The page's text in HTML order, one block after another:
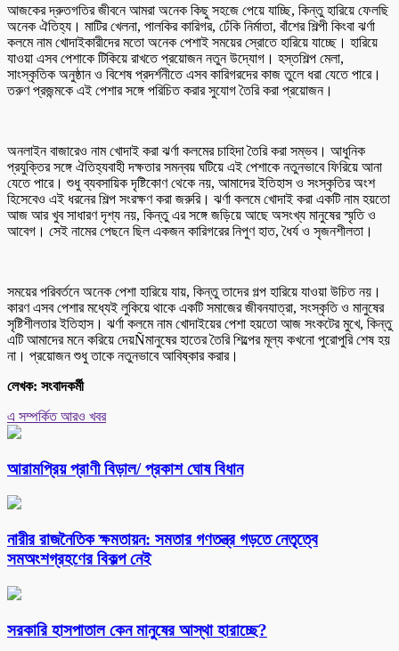
আজকের দ্রুতগতির জীবনে আমরা অনেক কিছু সহজে পেয়ে যাচ্ছি, কিন্তু হারিয়ে ফেলছি
অনেক ঐতিহ্য। মাটির খেলনা, পালকির কারিগর, ঢেঁকি নির্মাতা, বাঁশের শিল্পী কিংবা ঝর্ণা
কলমে নাম খোদাইকারীদের মতো অনেক পেশাই সময়ের স্রোতে হারিয়ে যাচ্ছে। হারিয়ে
যাওয়া এসব পেশাকে টিকিয়ে রাখতে প্রয়োজন নতুন উদ্যোগ। হস্তশিল্প মেলা,
সাংস্কৃতিক অনুষ্ঠান ও বিশেষ প্রদর্শনীতে এসব কারিগরদের কাজ তুলে ধরা যেতে পারে।
তরুণ প্রজন্মকে এই পেশার সঙ্গে পরিচিত করার সুযোগ তৈরি করা প্রয়োজন।
অনলাইন বাজারেও নাম খোদাই করা ঝর্ণা কলমের চাহিদা তৈরি করা সম্ভব। আধুনিক
প্রযুক্তির সঙ্গে ঐতিহ্যবাহী দক্ষতার সমন্বয় ঘটিয়ে এই পেশাকে নতুনভাবে ফিরিয়ে আনা
যেতে পারে। শুধু ব্যবসায়িক দৃষ্টিকোণ থেকে নয়, আমাদের ইতিহাস ও সংস্কৃতির অংশ
হিসেবেও এই ধরনের শিল্প সংরক্ষণ করা জরুরি। ঝর্ণা কলমে খোদাই করা একটি নাম হয়তো
আজ আর খুব সাধারণ দৃশ্য নয়, কিন্তু এর সঙ্গে জড়িয়ে আছে অসংখ্য মানুষের স্মৃতি ও
আবেগ। সেই নামের পেছনে ছিল একজন কারিগরের নিপুণ হাত, ধৈর্য ও সৃজনশীলতা।
সময়ের পরিবর্তনে অনেক পেশা হারিয়ে যায়, কিন্তু তাদের গল্প হারিয়ে যাওয়া উচিত নয়।
কারণ এসব পেশার মধ্যেই লুকিয়ে থাকে একটি সমাজের জীবনযাত্রা, সংস্কৃতি ও মানুষের
সৃষ্টিশীলতার ইতিহাস। ঝর্ণা কলমে নাম খোদাইয়ের পেশা হয়তো আজ সংকটের মুখে, কিন্তু
এটি আমাদের মনে করিয়ে দেয়Ñমানুষের হাতের তৈরি শিল্পের মূল্য কখনো পুরোপুরি শেষ হয়
না। প্রয়োজন শুধু তাকে নতুনভাবে আবিষ্কার করার।
লেখক: সংবাদকর্মী
এ সম্পর্কিত আরও খবর
আরামপ্রিয় প্রাণী বিড়াল/ প্রকাশ ঘোষ বিধান
নারীর রাজনৈতিক ক্ষমতায়ন: সমতার গণতন্ত্র গড়তে নেতৃত্বে
সমঅংশগ্রহণের বিকল্প নেই
সরকারি হাসপাতাল কেন মানুষের আস্থা হারাচ্ছে?